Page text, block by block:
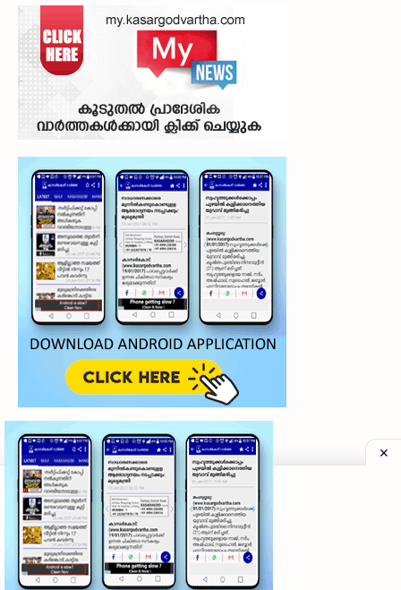
©2026‧My Kasaragod Vartha | LATEST KASARAGOD
Privacy Policy
Grievance Redressal